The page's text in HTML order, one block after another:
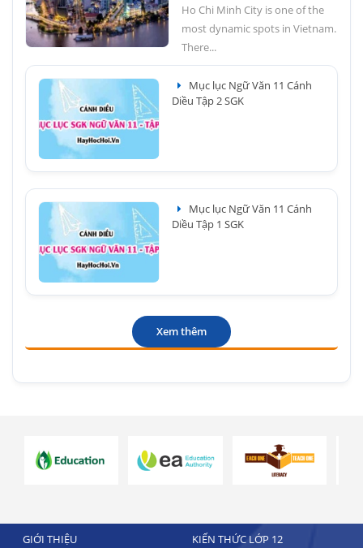
Ho Chi Minh City is one of the
most dynamic spots in Vietnam.
There...
Mục lục Ngữ Văn 11 Cánh
Diều Tập 2 SGK
Mục lục Ngữ Văn 11 Cánh
Diều Tập 1 SGK
Xem thêm
GIỚI THIỆU KIẾN THỨC LỚP 12